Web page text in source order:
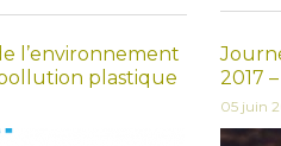
l’environnement
plastique
2017
05 juin